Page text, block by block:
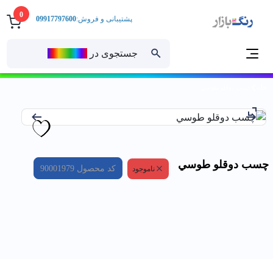
0
جستجوی در
پشتیبانی و فروش:09917797600
چسب دوقلو طوسي ناموجود کد محصول 90001979